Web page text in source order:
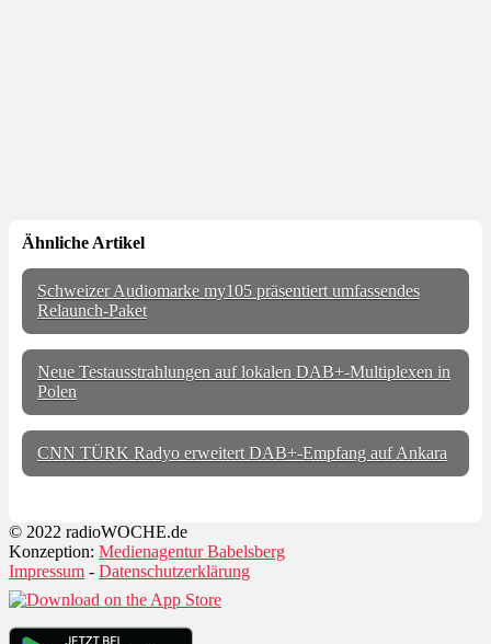
Ähnliche Artikel
Schweizer Audiomarke my105 präsentiert umfassendes
Relaunch-Paket
Neue Testausstrahlungen auf lokalen DAB+-Multiplexen in
Polen
CNN TÜRK Radyo erweitert DAB+-Empfang auf Ankara
© 2022 radioWOCHE.de
Konzeption: Medienagentur Babelsberg
Impressum - Datenschutzerklärung